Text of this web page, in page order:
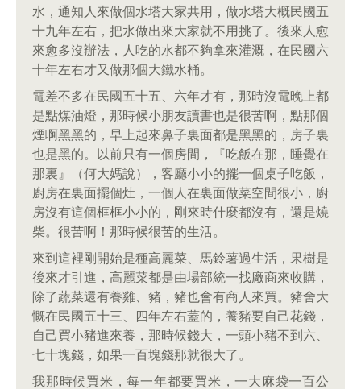
水，通知人來做個水塔大家共用，做水塔大概民國五
十九年左右，把水做出來大家就不用挑了。後來人愈
來愈多沒辦法，人吃的水都不夠拿來灌溉，在民國六
十年左右才又做那個大鐵水桶。
電差不多在民國五十五、六年才有，那時沒電晚上都
是點煤油燈，那時候小朋友讀書也是很苦啊，點那個
煙啊黑黑的，早上起來鼻子裏面都是黑黑的，房子裏
也是黑的。以前只有一個房間，『吃飯在那，睡覺在
那裏』（何大媽說），客廳小小的擺一個桌子吃飯，
廚房在裏面擺個灶，一個人在裏面做菜空間很小，廚
房沒有這個框框小小的，剛來時什麼都沒有，還是燒
柴。很苦啊！那時候很苦的生活。
來到這裡剛開始是種高麗菜、馬鈴薯過生活，果樹是
後來才引進，高麗菜都是由場部統一找廠商來收購，
除了蔬菜還有養雞、豬，豬也會有商人來買。豬舍大
慨在民國五十三、四年左右蓋的，養豬要自己花錢，
自己買小豬進來養，那時候錢大，一頭小豬不到六、
七十塊錢，如果一百塊錢那就很大了。
我那時候買米，每一年都要買米，一大麻袋一百公